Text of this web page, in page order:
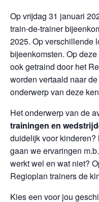
Op vrijdag 31 januari
train-de-trainer
2025. Op verschillende
bijeenkomsten. Op
ook getraind door het
worden vertaald naar
onderwerp van deze
Het onderwerp van de
trainingen en
duidelijk voor
gaan we ervaringen
werkt wel en wat niet?
Regioplan trainers de
Kies een voor jou